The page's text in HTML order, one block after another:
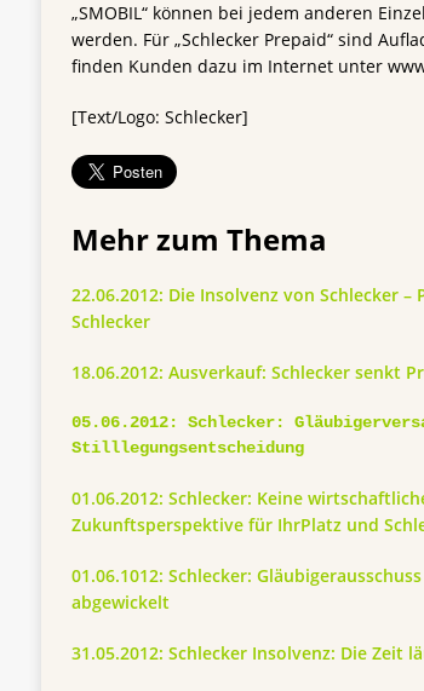
„SMOBIL“ können bei jedem anderen
werden. Für „Schlecker Prepaid“ sind
finden Kunden dazu im Internet unter
[Text/Logo: Schlecker]
Mehr zum Thema
22.06.2012: Die Insolvenz von Schlecker
Schlecker
18.06.2012: Ausverkauf: Schlecker senkt
05.06.2012: Schlecker:
Stilllegungsentscheidung
01.06.2012: Schlecker: Keine
Zukunftsperspektive für IhrPlatz und
01.06.1012: Schlecker:
abgewickelt
31.05.2012: Schlecker Insolvenz: Die Zeit